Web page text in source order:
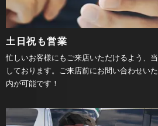
土日祝も営業
忙しいお客様にもご来店いただけるよう、
しております。ご来店前にお問い合わせい
内が可能です！